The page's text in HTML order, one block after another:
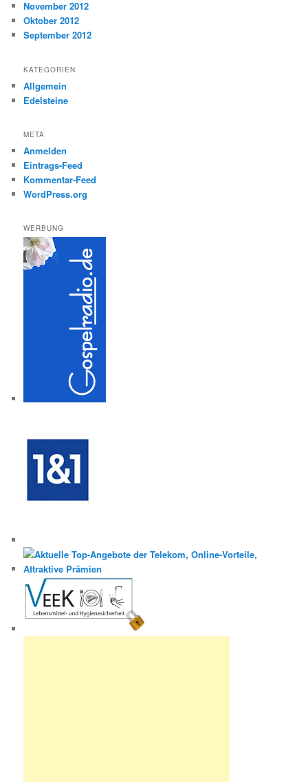
November 2012
Oktober 2012
September 2012
KATEGORIEN
Allgemein
Edelsteine
META
Anmelden
Eintrags-Feed
Kommentar-Feed
WordPress.org
WERBUNG